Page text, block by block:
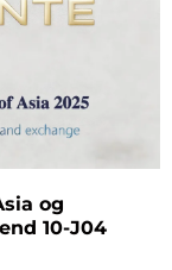
og
10-J04